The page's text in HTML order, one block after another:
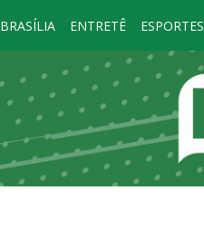
BRASÍLIA ENTRETÊ ESPORTES